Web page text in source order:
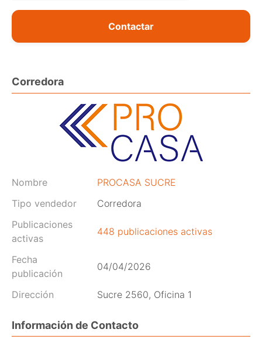
Contactar
Corredora
Nombre
PROCASA SUCRE
Tipo vendedor
Corredora
Publicaciones
activas
448 publicaciones activas
Fecha
publicación
04/04/2026
Dirección Sucre 2560, Oficina 1
Información de Contacto